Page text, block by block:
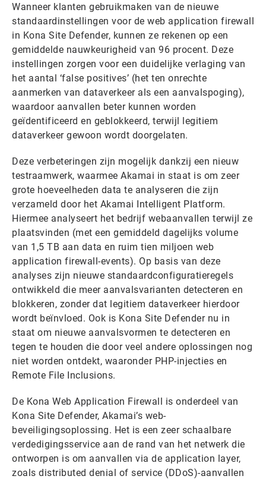
Wanneer klanten gebruikmaken van de nieuwe
standaardinstellingen voor de web application firewall
in Kona Site Defender, kunnen ze rekenen op een
gemiddelde nauwkeurigheid van 96 procent. Deze
instellingen zorgen voor een duidelijke verlaging van
het aantal ‘false positives’ (het ten onrechte
aanmerken van dataverkeer als een aanvalspoging),
waardoor aanvallen beter kunnen worden
geïdentificeerd en geblokkeerd, terwijl legitiem
dataverkeer gewoon wordt doorgelaten.
Deze verbeteringen zijn mogelijk dankzij een nieuw
testraamwerk, waarmee Akamai in staat is om zeer
grote hoeveelheden data te analyseren die zijn
verzameld door het Akamai Intelligent Platform.
Hiermee analyseert het bedrijf webaanvallen terwijl ze
plaatsvinden (met een gemiddeld dagelijks volume
van 1,5 TB aan data en ruim tien miljoen web
application firewall-events). Op basis van deze
analyses zijn nieuwe standaardconfiguratieregels
ontwikkeld die meer aanvalsvarianten detecteren en
blokkeren, zonder dat legitiem dataverkeer hierdoor
wordt beïnvloed. Ook is Kona Site Defender nu in
staat om nieuwe aanvalsvormen te detecteren en
tegen te houden die door veel andere oplossingen nog
niet worden ontdekt, waaronder PHP-injecties en
Remote File Inclusions.
De Kona Web Application Firewall is onderdeel van
Kona Site Defender, Akamai’s web-
beveiligingsoplossing. Het is een zeer schaalbare
verdedigingsservice aan de rand van het netwerk die
ontworpen is om aanvallen via de application layer,
zoals distributed denial of service (DDoS)-aanvallen